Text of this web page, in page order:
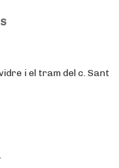
i el tram del c. Sant